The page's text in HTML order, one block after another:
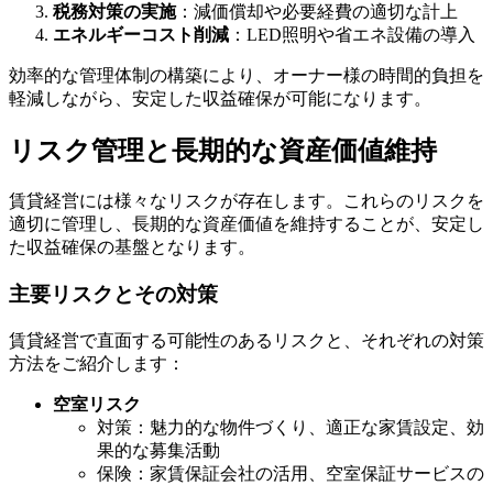
税務対策の実施：減価償却や必要経費の適切な計上
エネルギーコスト削減 ：LED照明や省エネ設備の導入
効率的な管理体制の構築により、オーナー様の時間的負担を
軽減しながら、安定した収益確保が可能になります。
リスク管理と長期的な資産価値維持
賃貸経営には様々なリスクが存在します。これらのリスクを
適切に管理し、長期的な資産価値を維持することが、安定し
た収益確保の基盤となります。
主要リスクとその対策
賃貸経営で直面する可能性のあるリスクと、それぞれの対策
方法をご紹介します：
空室リスク
対策：魅力的な物件づくり、適正な家賃設定、効
果的な募集活動
保険：家賃保証会社の活用、空室保証サービスの